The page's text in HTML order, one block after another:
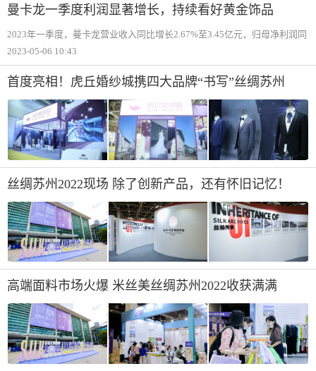
曼卡龙一季度利润显著增长，持续看好黄金饰品
2023年一季度，曼卡龙营业收入同比增长2.67%至3.45亿元，归母净利润同
比增长29.27%至2,661.05万元。在投资者调研活动中，公司表示发展线上业
第二、销售
2023-05-06 10:43
首度亮相！虎丘婚纱城携四大品牌“书写”丝绸苏州
2023展婚尚故事汇
丝绸苏州2022现场 除了创新产品，还有怀旧记忆！
高端面料市场火爆 米丝美丝绸苏州2022收获满满